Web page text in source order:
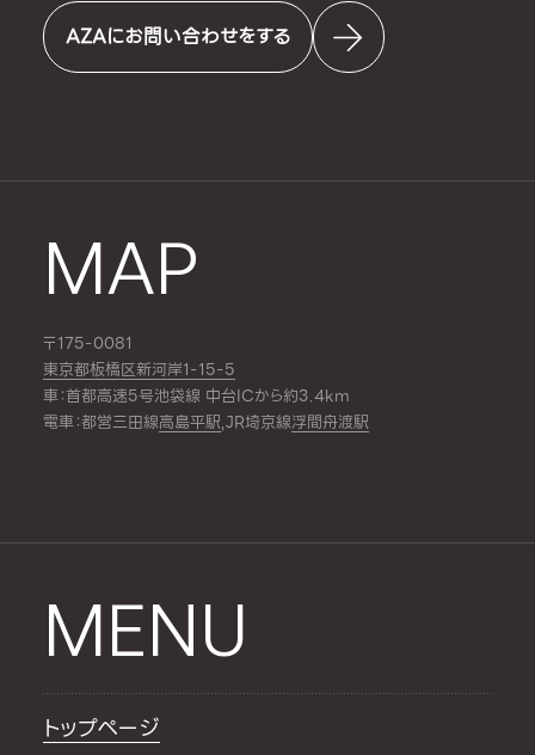
AZAにお問い合わせをする
MAP
〒175-0081
東京都板橋区新河岸1-15-5
車：首都高速5号池袋線 中台ICから約3.4km
電車：都営三田線高島平駅,JR埼京線浮間舟渡駅
MENU
トップページ